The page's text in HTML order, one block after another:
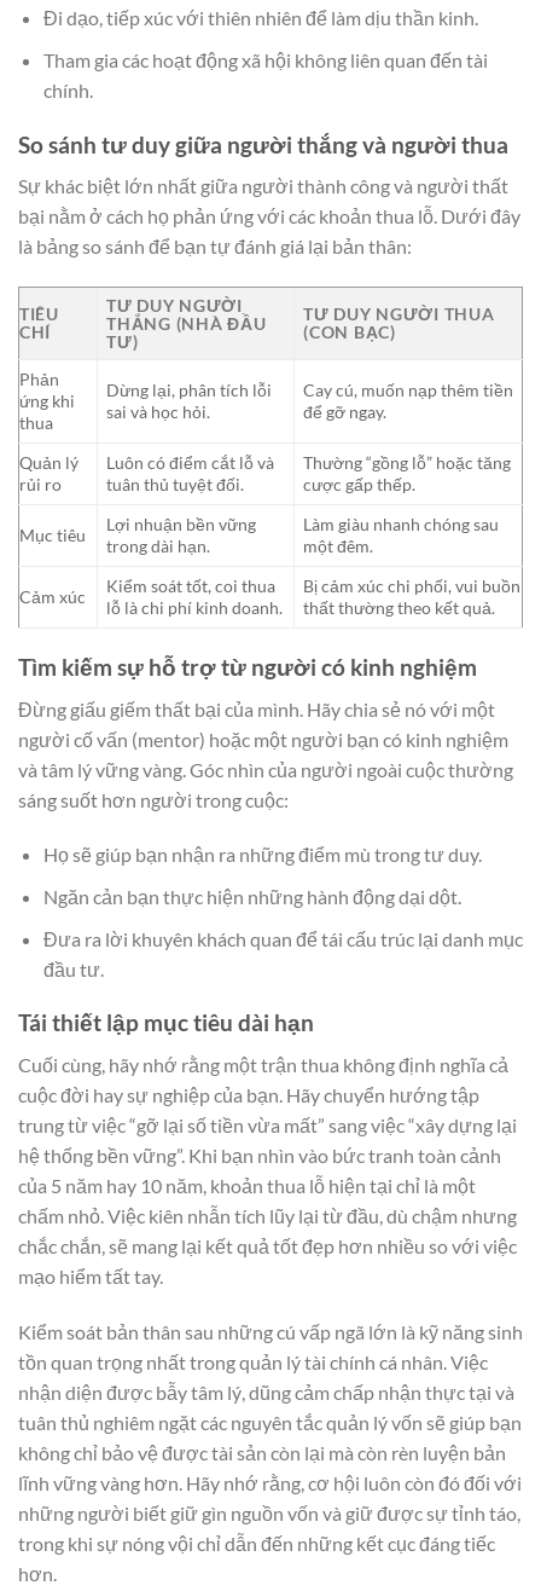
Đi dạo, tiếp xúc với thiên nhiên để làm dịu thần kinh.
Tham gia các hoạt động xã hội không liên quan đến tài
chính.
So sánh tư duy giữa người thắng và người thua
Sự khác biệt lớn nhất giữa người thành công và người thất
bại nằm ở cách họ phản ứng với các khoản thua lỗ. Dưới đây
là bảng so sánh để bạn tự đánh giá lại bản thân:
TIÊU
CHÍ
TƯ DUY NGƯỜI
THẮNG (NHÀ ĐẦU
TƯ)
TƯ DUY NGƯỜI THUA
(CON BẠC)
Phản
ứng khi
thua
Dừng lại, phân tích lỗi
sai và học hỏi.
Cay cú, muốn nạp thêm tiền
để gỡ ngay.
Quản lý
rủi ro
Luôn có điểm cắt lỗ và
tuân thủ tuyệt đối.
Thường “gồng lỗ” hoặc tăng
cược gấp thếp.
Mục tiêu
Lợi nhuận bền vững
trong dài hạn.
Làm giàu nhanh chóng sau
một đêm.
Cảm xúc
Kiểm soát tốt, coi thua
lỗ là chi phí kinh doanh.
Bị cảm xúc chi phối, vui buồn
thất thường theo kết quả.
Tìm kiếm sự hỗ trợ từ người có kinh nghiệm
Đừng giấu giếm thất bại của mình. Hãy chia sẻ nó với một
người cố vấn (mentor) hoặc một người bạn có kinh nghiệm
và tâm lý vững vàng. Góc nhìn của người ngoài cuộc thường
sáng suốt hơn người trong cuộc:
Họ sẽ giúp bạn nhận ra những điểm mù trong tư duy.
Ngăn cản bạn thực hiện những hành động dại dột.
Đưa ra lời khuyên khách quan để tái cấu trúc lại danh mục
đầu tư.
Tái thiết lập mục tiêu dài hạn
Cuối cùng, hãy nhớ rằng một trận thua không định nghĩa cả
cuộc đời hay sự nghiệp của bạn. Hãy chuyển hướng tập
trung từ việc “gỡ lại số tiền vừa mất” sang việc “xây dựng lại
hệ thống bền vững”. Khi bạn nhìn vào bức tranh toàn cảnh
của 5 năm hay 10 năm, khoản thua lỗ hiện tại chỉ là một
chấm nhỏ. Việc kiên nhẫn tích lũy lại từ đầu, dù chậm nhưng
chắc chắn, sẽ mang lại kết quả tốt đẹp hơn nhiều so với việc
mạo hiểm tất tay.
Kiểm soát bản thân sau những cú vấp ngã lớn là kỹ năng sinh
tồn quan trọng nhất trong quản lý tài chính cá nhân. Việc
nhận diện được bẫy tâm lý, dũng cảm chấp nhận thực tại và
tuân thủ nghiêm ngặt các nguyên tắc quản lý vốn sẽ giúp bạn
không chỉ bảo vệ được tài sản còn lại mà còn rèn luyện bản
lĩnh vững vàng hơn. Hãy nhớ rằng, cơ hội luôn còn đó đối với
những người biết giữ gìn nguồn vốn và giữ được sự tỉnh táo,
trong khi sự nóng vội chỉ dẫn đến những kết cục đáng tiếc
hơn.